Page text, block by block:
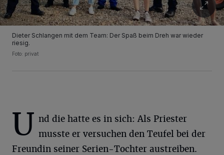
Dieter Schlangen mit dem Team: Der Spaß beim Dreh war wieder
riesig.
Foto: privat
U nd die hatte es in sich: Als Priester
musste er versuchen den Teufel bei der
Freundin seiner Serien-Tochter austreiben.